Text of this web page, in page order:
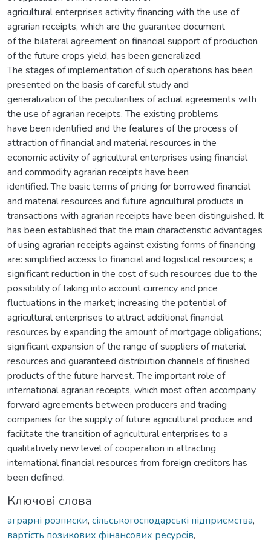
agricultural enterprises activity financing with the use of
agrarian receipts, which are the guarantee document
of the bilateral agreement on financial support of production
of the future crops yield, has been generalized.
The stages of implementation of such operations has been
presented on the basis of careful study and
generalization of the peculiarities of actual agreements with
the use of agrarian receipts. The existing problems
have been identified and the features of the process of
attraction of financial and material resources in the
economic activity of agricultural enterprises using financial
and commodity agrarian receipts have been
identified. The basic terms of pricing for borrowed financial
and material resources and future agricultural products in
transactions with agrarian receipts have been distinguished. It
has been established that the main characteristic advantages
of using agrarian receipts against existing forms of financing
are: simplified access to financial and logistical resources; a
significant reduction in the cost of such resources due to the
possibility of taking into account currency and price
fluctuations in the market; increasing the potential of
agricultural enterprises to attract additional financial
resources by expanding the amount of mortgage obligations;
significant expansion of the range of suppliers of material
resources and guaranteed distribution channels of finished
products of the future harvest. The important role of
international agrarian receipts, which most often accompany
forward agreements between producers and trading
companies for the supply of future agricultural produce and
facilitate the transition of agricultural enterprises to a
qualitatively new level of cooperation in attracting
international financial resources from foreign creditors has
been defined.
Ключові слова
аграрні розписки, сільськогосподарські підприємства,
вартість позикових фінансових ресурсів,